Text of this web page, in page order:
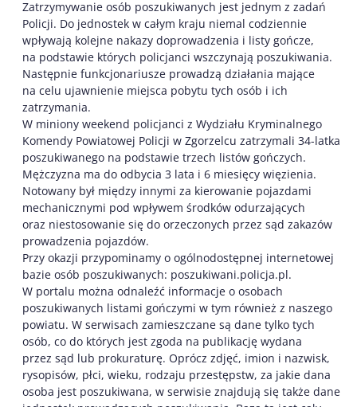
Zatrzymywanie osób poszukiwanych jest jednym z zadań
Policji. Do jednostek w całym kraju niemal codziennie
wpływają kolejne nakazy doprowadzenia i listy gończe,
na podstawie których policjanci wszczynają poszukiwania.
Następnie funkcjonariusze prowadzą działania mające
na celu ujawnienie miejsca pobytu tych osób i ich
zatrzymania.
W miniony weekend policjanci z Wydziału Kryminalnego
Komendy Powiatowej Policji w Zgorzelcu zatrzymali 34-latka
poszukiwanego na podstawie trzech listów gończych.
Mężczyzna ma do odbycia 3 lata i 6 miesięcy więzienia.
Notowany był między innymi za kierowanie pojazdami
mechanicznymi pod wpływem środków odurzających
oraz niestosowanie się do orzeczonych przez sąd zakazów
prowadzenia pojazdów.
Przy okazji przypominamy o ogólnodostępnej internetowej
bazie osób poszukiwanych: poszukiwani.policja.pl.
W portalu można odnaleźć informacje o osobach
poszukiwanych listami gończymi w tym również z naszego
powiatu. W serwisach zamieszczane są dane tylko tych
osób, co do których jest zgoda na publikację wydana
przez sąd lub prokuraturę. Oprócz zdjęć, imion i nazwisk,
rysopisów, płci, wieku, rodzaju przestępstw, za jakie dana
osoba jest poszukiwana, w serwisie znajdują się także dane